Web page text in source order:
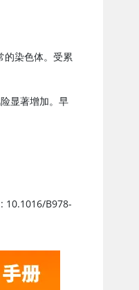
的染色体。受累
显著增加。早
10.1016/B978-